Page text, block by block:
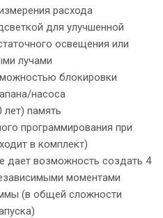
расхода
для улучшенной
освещения или
лучами
блокировки
насоса
лет) память
программирования при
в комплект)
дает возможность создать 4
моментами
(в общей сложности